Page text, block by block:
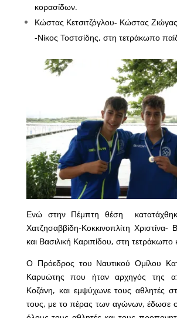
κορασίδων.
Κώστας Κετσιτζόγλου- Κώστας
-Νίκος Τοστσίδης, στη τετράκωπο
Ενώ στην Πέμπτη θέση
Χατζησαββίδη-Κοκκινοπλίτη Χριστίνα-
και Βασιλική Καριπίδου, στη
Ο Πρόεδρος του Ναυτικού Ομίλου
Καρυώτης που ήταν αρχηγός της
Κοζάνη, και εμψύχωνε τους αθλητές
τους, με το πέρας των αγώνων, έδωσε